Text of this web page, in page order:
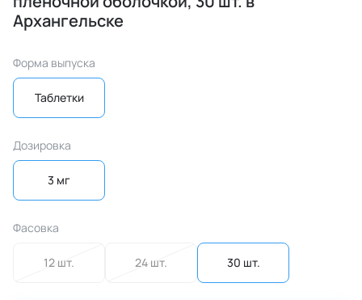
Архангельске
Форма выпуска
Таблетки
Дозировка
3 мг
Фасовка
12 шт. 24 шт. 30 шт.